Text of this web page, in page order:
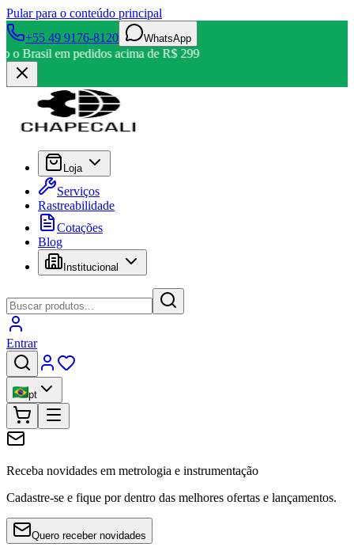
Pular para o conteúdo principal
+55 49 9176-8120
WhatsApp
o Brasil em pedidos acima de R$ 299
Loja
Serviços
Rastreabilidade
Cotações
Blog
Institucional
Entrar
pt
Receba novidades em metrologia e instrumentação
Cadastre-se e fique por dentro das melhores ofertas e lançamentos.
Quero receber novidades